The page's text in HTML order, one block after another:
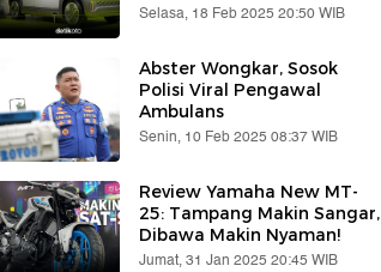
Selasa, 18 Feb 2025 20:50 WIB
Abster Wongkar, Sosok
Polisi Viral Pengawal
Ambulans
Senin, 10 Feb 2025 08:37 WIB
Review Yamaha New MT-
25: Tampang Makin Sangar,
Dibawa Makin Nyaman!
Jumat, 31 Jan 2025 20:45 WIB